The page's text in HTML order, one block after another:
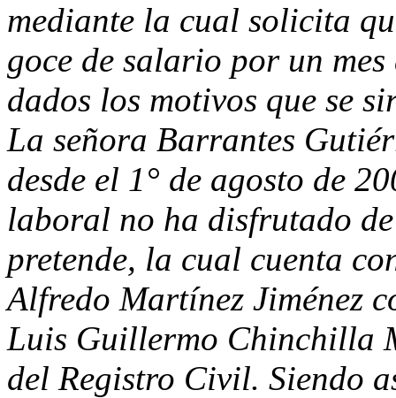
mediante la cual solicita
goce de salario por un
dados los motivos que se
La señora Barrantes
desde el 1° de agosto de
laboral no ha disfrutado
pretende, la cual cuenta
Alfredo Martínez Jiménez
Luis Guillermo Chinchilla
del Registro Civil. Siendo